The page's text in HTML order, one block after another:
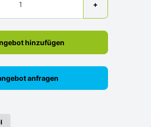
+
hinzufügen
anfragen